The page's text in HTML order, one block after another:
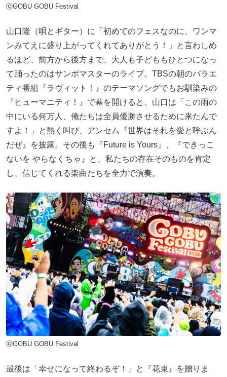
ⓒGOBU GOBU Festival
山口隆（唄とギター）に「初めてのフェスなのに、ワンマ
ンみてえに盛り上がってくれてありがとう！」と言わしめ
るほど、前方から後方まで、大人も子どももひとつになっ
て踊ったのはサンボマスターのライブ。TBSの朝のバラエ
ティ番組『ラヴィット！』のテーマソングでもお馴染みの
『ヒューマニティ！』で幕を開けると、山口は「この雨の
中にいる何万人、俺たちは全員優勝させるために来たんで
すよ！」と熱く叫び、アンセム『世界はそれを愛と呼ぶん
だぜ』を披露。その後も『Future is Yours』、『できっこ
ないを やらなくちゃ』と、私たちの存在そのものを肯定
し、信じてくれる楽曲たちを全力で演奏。
ⓒGOBU GOBU Festival
最後は「幸せになって終わるぞ！」と『花束』を贈りま